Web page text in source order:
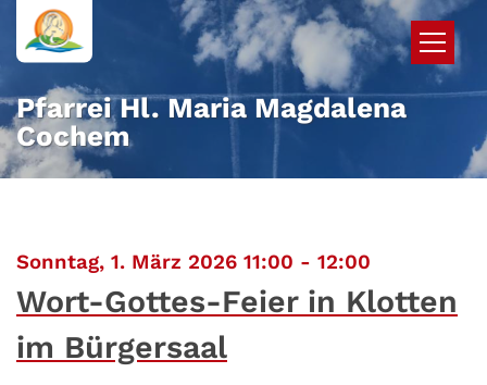
Zum Inhalt springen
Pfarrei Hl. Maria Magdalena
Cochem
Sonntag, 1. März 2026 11:00 - 12:00
Wort-Gottes-Feier in Klotten
im Bürgersaal